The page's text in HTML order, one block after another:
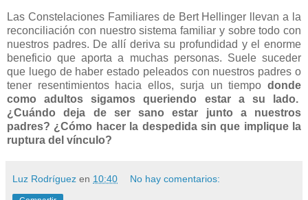
Las Constelaciones Familiares de Bert Hellinger llevan a la
reconciliación con nuestro sistema familiar y sobre todo con
nuestros padres. De allí deriva su profundidad y el enorme
beneficio que aporta a muchas personas. Suele suceder
que luego de haber estado peleados con nuestros padres o
tener resentimientos hacia ellos, surja un tiempo donde
como adultos sigamos queriendo estar a su lado.
¿Cuándo deja de ser sano estar junto a nuestros
padres? ¿Cómo hacer la despedida sin que implique la
ruptura del vínculo?
Luz Rodríguez en 10:40 No hay comentarios: